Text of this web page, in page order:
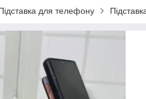
для телефону